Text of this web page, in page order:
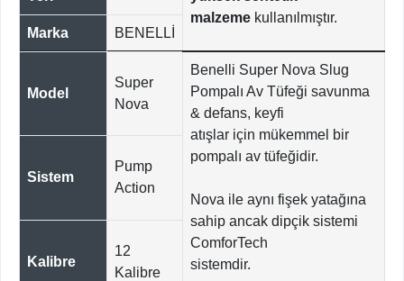
malzeme kullanılmıştır.
Marka
BENELLİ
Model
Super
Nova
Benelli Super Nova Slug
Pompalı Av Tüfeği savunma
& defans, keyfi
atışlar için mükemmel bir
pompalı av tüfeğidir.
Nova ile aynı fişek yatağına
sahip ancak dipçik sistemi
ComforTech
sistemdir.
Sistem
Pump
Action
Kalibre
12
Kalibre